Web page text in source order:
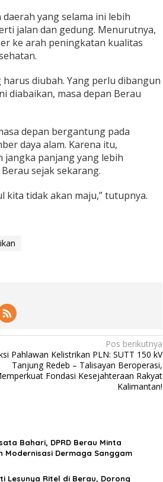
yang selama ini lebih
jalan dan gedung. Menurutnya,
ke arah peningkatan kualitas
harus diubah. Yang perlu dibangun
diabaikan, masa depan Berau
depan bergantung pada
daya alam. Karena itu,
jangka panjang yang lebih
sejak sekarang.
kita tidak akan maju,” tutupnya.
Pos berikutnya
Pahlawan Kelistrikan PLN: SUTT 150 kV
Tanjung Redeb – Talisayan Beroperasi,
Fondasi Kesejahteraan Rakyat
Kalimantan!
Bahari, DPRD Berau Minta
Modernisasi Dermaga Sanggam
Lesunya Ritel di Berau, Dorong